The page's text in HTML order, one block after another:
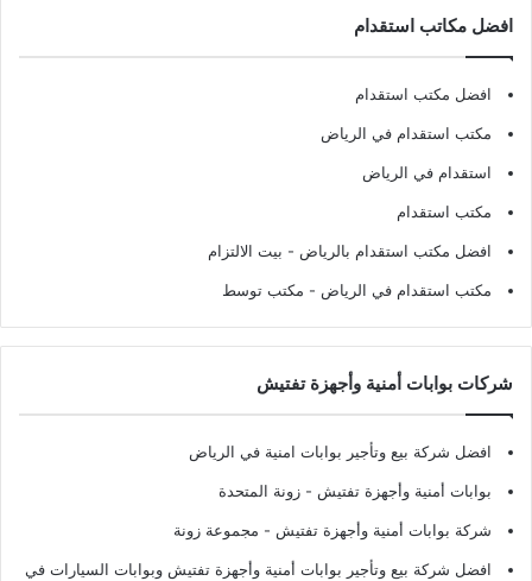
افضل مكاتب استقدام
افضل مكتب استقدام
مكتب استقدام في الرياض
استقدام في الرياض
مكتب استقدام
افضل مكتب استقدام بالرياض - بيت الالتزام
مكتب استقدام في الرياض - مكتب توسط
شركات بوابات أمنية وأجهزة تفتيش
افضل شركة بيع وتأجير بوابات امنية في الرياض
بوابات أمنية وأجهزة تفتيش - زونة المتحدة
شركة بوابات أمنية وأجهزة تفتيش - مجموعة زونة
افضل شركة بيع وتأجير بوابات أمنية وأجهزة تفتيش وبوابات السيارات في